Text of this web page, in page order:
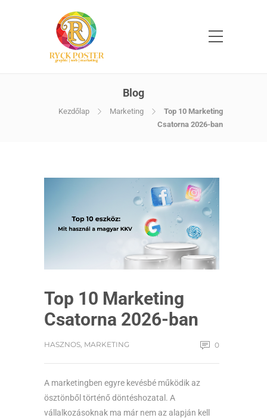
Blog
Kezdőlap Marketing
Top 10 Marketing
Csatorna 2026-ban
Top 10 Marketing
Csatorna 2026-ban
HASZNOS MARKETING 0
A marketingben egyre kevésbé működik az
ösztönből történő döntéshozatal. A
vállalkozásoknak ma már nem az alapján kell